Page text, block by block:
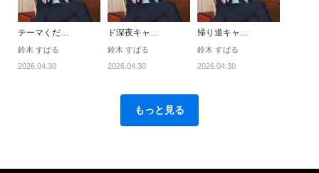
テーマくだ…
鈴木 すばる
2026.04.30
ド深夜キャ…
鈴木 すばる
2026.04.30
帰り道キャ…
鈴木 すばる
2026.04.30
もっと見る